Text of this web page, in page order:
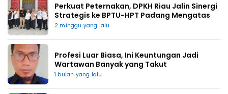
Perkuat Peternakan, DPKH Riau Jalin Sinergi
Strategis ke BPTU-HPT Padang Mengatas
2 minggu yang lalu
Profesi Luar Biasa, Ini Keuntungan Jadi
Wartawan Banyak yang Takut
1 bulan yang lalu